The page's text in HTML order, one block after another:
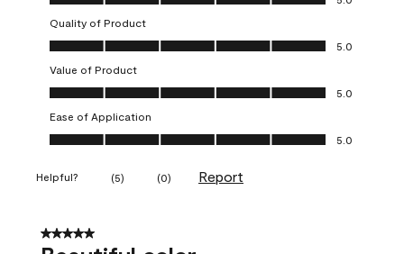
Quality of Product
Quality of Product, 5.0 out of 5
5.0
Value of Product
Value of Product, 5.0 out of 5
5.0
Ease of Application
Ease of Application, 5.0 out of 5
5.0
Helpful? (5) (0) Report
5 out of 5 stars.